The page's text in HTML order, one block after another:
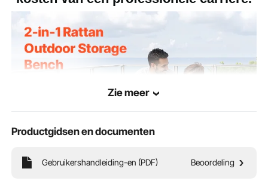
Zie meer
Productgidsen en documenten
Gebruikershandleiding-en (PDF) Beoordeling